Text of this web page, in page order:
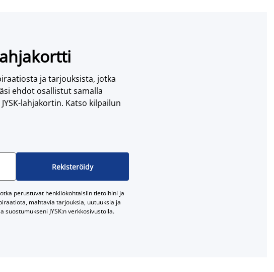
ja tarjouksista, jotka
ehdot osallistut samalla
lahjakortin. Katso kilpailun
Rekisteröidy
perustuvat henkilökohtaisiin tietoihini ja
mahtavia tarjouksia, uutuuksia ja
suostumukseni JYSK:n verkkosivustolla.